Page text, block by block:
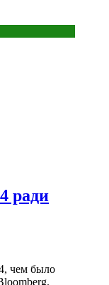
ради
чем было